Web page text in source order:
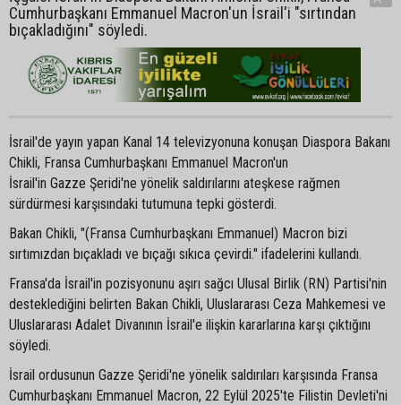
Cumhurbaşkanı Emmanuel Macron'un İsrail'i "sırtından
bıçakladığını" söyledi.
İsrail'de yayın yapan Kanal 14 televizyonuna konuşan Diaspora Bakanı
Chikli, Fransa Cumhurbaşkanı Emmanuel Macron'un
İsrail'in Gazze Şeridi'ne yönelik saldırılarını ateşkese rağmen
sürdürmesi karşısındaki tutumuna tepki gösterdi.
Bakan Chikli, "(Fransa Cumhurbaşkanı Emmanuel) Macron bizi
sırtımızdan bıçakladı ve bıçağı sıkıca çevirdi." ifadelerini kullandı.
Fransa'da İsrail'in pozisyonunu aşırı sağcı Ulusal Birlik (RN) Partisi'nin
desteklediğini belirten Bakan Chikli, Uluslararası Ceza Mahkemesi ve
Uluslararası Adalet Divanının İsrail'e ilişkin kararlarına karşı çıktığını
söyledi.
İsrail ordusunun Gazze Şeridi'ne yönelik saldırıları karşısında Fransa
Cumhurbaşkanı Emmanuel Macron, 22 Eylül 2025'te Filistin Devleti'ni